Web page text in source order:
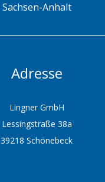
Sachsen-Anhalt
Adresse
Lingner GmbH
Lessingstraße 38a
39218 Schönebeck